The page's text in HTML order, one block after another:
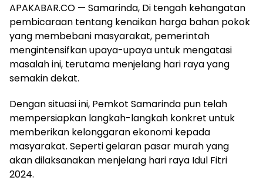
APAKABAR.CO — Samarinda, Di tengah kehangatan
pembicaraan tentang kenaikan harga bahan pokok
yang membebani masyarakat, pemerintah
mengintensifkan upaya-upaya untuk mengatasi
masalah ini, terutama menjelang hari raya yang
semakin dekat.
Dengan situasi ini, Pemkot Samarinda pun telah
mempersiapkan langkah-langkah konkret untuk
memberikan kelonggaran ekonomi kepada
masyarakat. Seperti gelaran pasar murah yang
akan dilaksanakan menjelang hari raya Idul Fitri
2024.